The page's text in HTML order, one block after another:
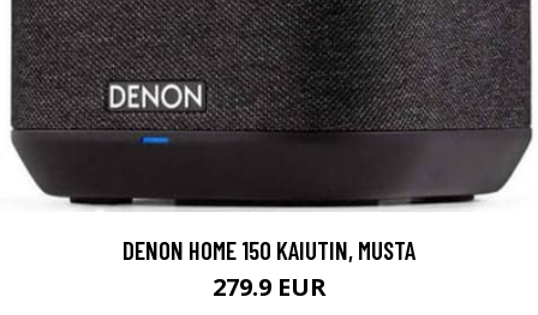
DENON HOME 150 KAIUTIN, MUSTA
279.9 EUR